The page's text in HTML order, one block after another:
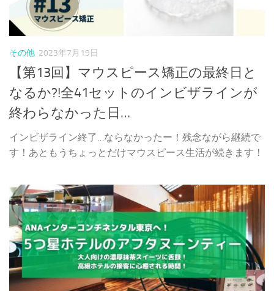
その他 2023年7月19日
【第13回】マウスピース矯正の最終日と
なるか?!全41セットのインビザラインが
終わらなかった日…
インビザライン終了…ならなかったー！残念ながら継続で
す！あともうちょっとだけマウスピース生活が続きます！